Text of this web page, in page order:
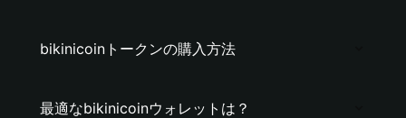
bikinicoinトークンの購入方法
最適なbikinicoinウォレットは？